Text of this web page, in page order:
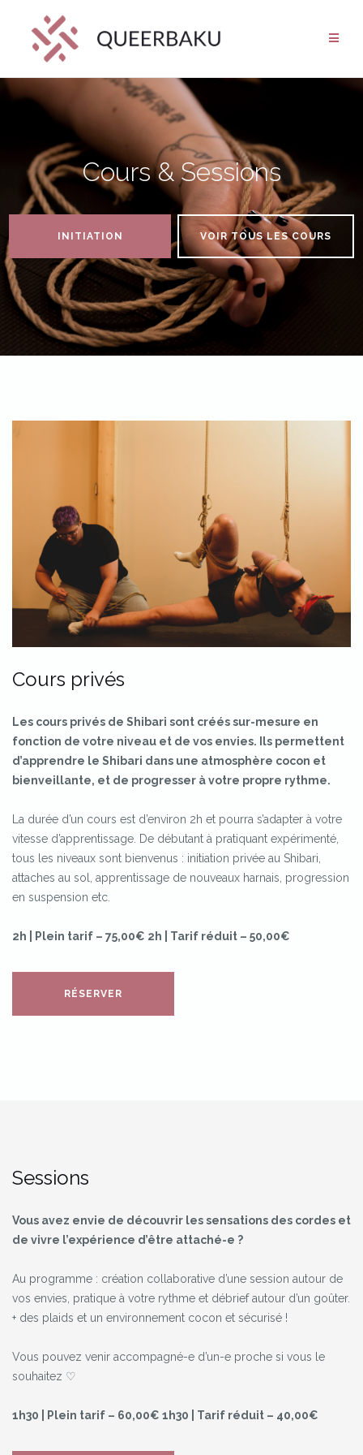
contenu
Cours & Sessions
INITIATION VOIR TOUS LES COURS
Cours privés
Les cours privés de Shibari sont créés sur-mesure en
fonction de votre niveau et de vos envies. Ils permettent
d’apprendre le Shibari dans une atmosphère cocon et
bienveillante, et de progresser à votre propre rythme.
La durée d’un cours est d’environ 2h et pourra s’adapter à votre
vitesse d’apprentissage. De débutant à pratiquant expérimenté,
tous les niveaux sont bienvenus : initiation privée au Shibari,
attaches au sol, apprentissage de nouveaux harnais, progression
en suspension etc.
2h | Plein tarif – 75,00€ 2h | Tarif réduit – 50,00€
RÉSERVER
Sessions
Vous avez envie de découvrir les sensations des cordes et
de vivre l’expérience d’être attaché-e ?
Au programme : création collaborative d’une session autour de
vos envies, pratique à votre rythme et débrief autour d’un goûter.
+ des plaids et un environnement cocon et sécurisé !
Vous pouvez venir accompagné-e d’un-e proche si vous le
souhaitez ♡
1h30 | Plein tarif – 60,00€ 1h30 | Tarif réduit – 40,00€